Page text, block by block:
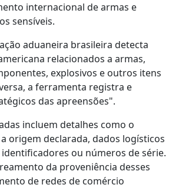
internacional de armas e
sensíveis.
aduaneira brasileira detecta
relacionados a armas,
explosivos e outros itens
a ferramenta registra e
das apreensões".
incluem detalhes como o
origem declarada, dados logísticos
ou números de série.
da proveniência desses
de redes de comércio